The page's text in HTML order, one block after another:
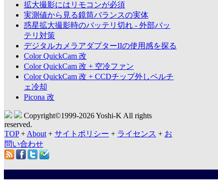
拡大撮影にはリモコンが必須
実測値から見る鏡筒バランスの実体
惑星拡大撮影時のバッテリ切れ - 外部バッ
テリ対策
デジタルカメラアダプターIIの使用感を探る
Color QuickCam 改
Color QuickCam 改 + 空冷ファン
Color QuickCam 改 + CCDチップ外しペルチ
ェ冷却
Picona 改
Copyright©1999-2026 Yoshi-K All rights
reserved.
TOP+ About + サイトポリシー + ライセンス + お
問い合わせ